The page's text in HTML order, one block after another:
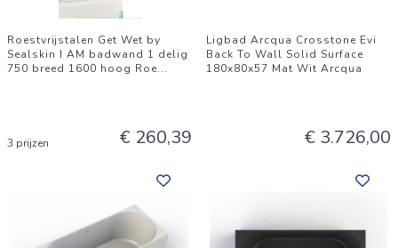
Roestvrijstalen Get Wet by
Sealskin I AM badwand 1 delig
750 breed 1600 hoog Roe...
3 prijzen € 260,39
Ligbad Arcqua Crosstone Evi
Back To Wall Solid Surface
180x80x57 Mat Wit Arcqua
€ 3.726,00